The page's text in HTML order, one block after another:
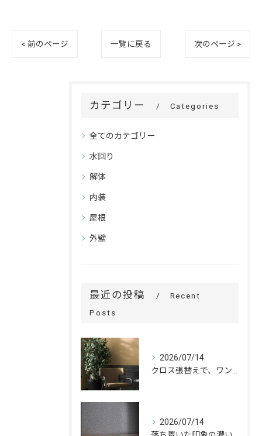
< 前のページ 一覧に戻る 次のページ >
カテゴリー Categories
全てのカテゴリー
水回り
解体
内装
屋根
外壁
最近の投稿
Recent
Posts
2026/07/14
2026/07/14